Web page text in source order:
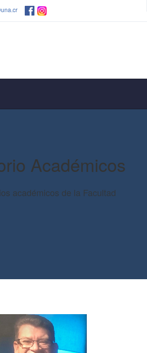
Académicos
académicos de la Facultad